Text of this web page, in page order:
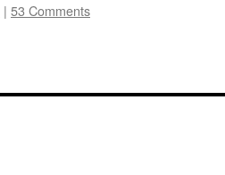
| 53 Comments